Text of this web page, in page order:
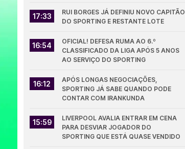
17:33
RUI BORGES JÁ DEFINIU NOVO CAPITÃO
DO SPORTING E RESTANTE LOTE
16:54
OFICIAL! DEFESA RUMA AO 6.º
CLASSIFICADO DA LIGA APÓS 5 ANOS
AO SERVIÇO DO SPORTING
16:12
APÓS LONGAS NEGOCIAÇÕES,
SPORTING JÁ SABE QUANDO PODE
CONTAR COM IRANKUNDA
15:59
LIVERPOOL AVALIA ENTRAR EM CENA
PARA DESVIAR JOGADOR DO
SPORTING QUE ESTÁ QUASE VENDIDO